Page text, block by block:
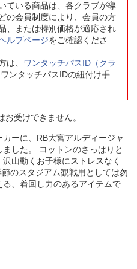
ている商品は、各クラブが導
の会員制度により、会員の方
、または特別価格が適応され
ルプページをご確認くださ
は、
ワンタッチパスID（クラ
ンタッチパスIDの紐付け手
受けできません。
ーに、RB大宮アルディージャ
した。 コットンのさっぱりと
山動くお子様にストレスなく
のスタジアム観戦用としては勿
、着回し力のあるアイテムで